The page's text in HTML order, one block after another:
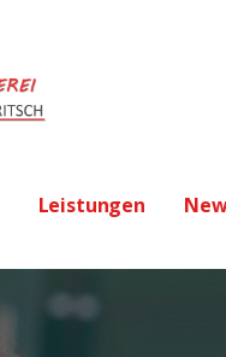
Leistungen